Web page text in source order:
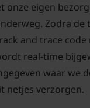
onze eigen
Zodra
and trace
real-time
waar we
netjes verzorgen.